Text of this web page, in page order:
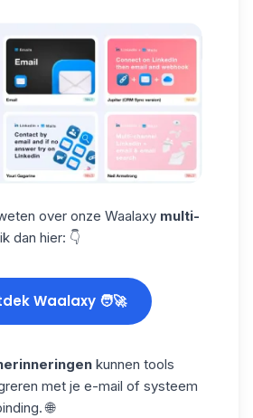
over onze Waalaxy multi-
dan hier: 👇
Waalaxy 🧑‍🚀
kunnen tools
met je e-mail of systeem
. 🌐